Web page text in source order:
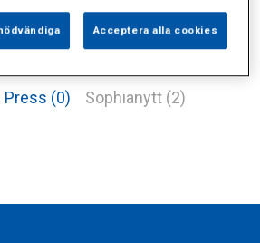
Press (0) Sophianytt (2)
Acceptera alla cookies